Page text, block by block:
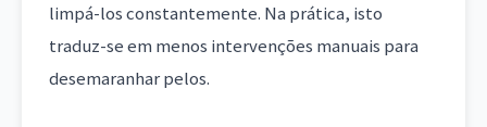
limpá-los constantemente. Na prática, isto
traduz-se em menos intervenções manuais para
desemaranhar pelos.